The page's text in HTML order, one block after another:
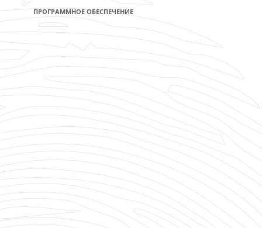
ПРОГРАММНОЕ ОБЕСПЕЧЕНИЕ